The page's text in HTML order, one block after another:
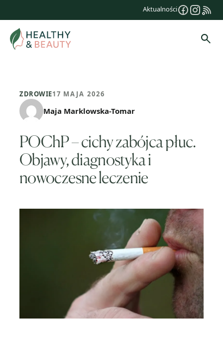
treści
Aktualności
ZDROWIE17 MAJA 2026
Maja Marklowska-Tomar
POChP – cichy zabójca płuc.
Objawy, diagnostyka i
nowoczesne leczenie